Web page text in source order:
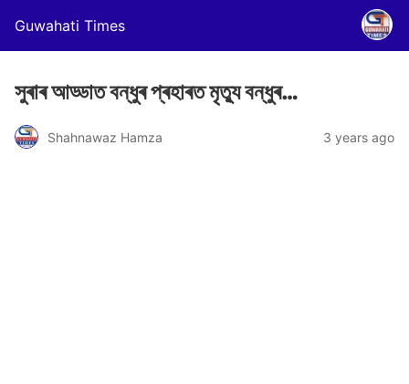
Guwahati Times
সুৰাৰ আড্ডাত বন্ধুৰ প্ৰহাৰত মৃত্যু বন্ধুৰ…
Shahnawaz Hamza 3 years ago